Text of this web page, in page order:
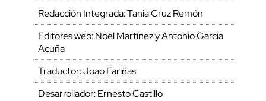
Redacción Integrada: Tania Cruz Remón
Editores web: Noel Martínez y Antonio García
Acuña
Traductor: Joao Fariñas
Desarrollador: Ernesto Castillo